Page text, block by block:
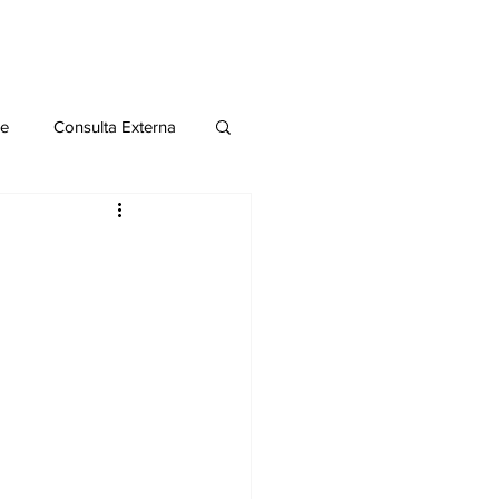
Consulta Externa
Publicaciones